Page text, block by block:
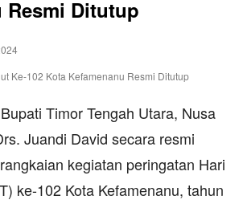
Resmi Ditutup
Timor Tengah Utara, Nusa
Juandi David secara resmi
kegiatan peringatan Hari
ke-102 Kota Kefamenanu, tahun